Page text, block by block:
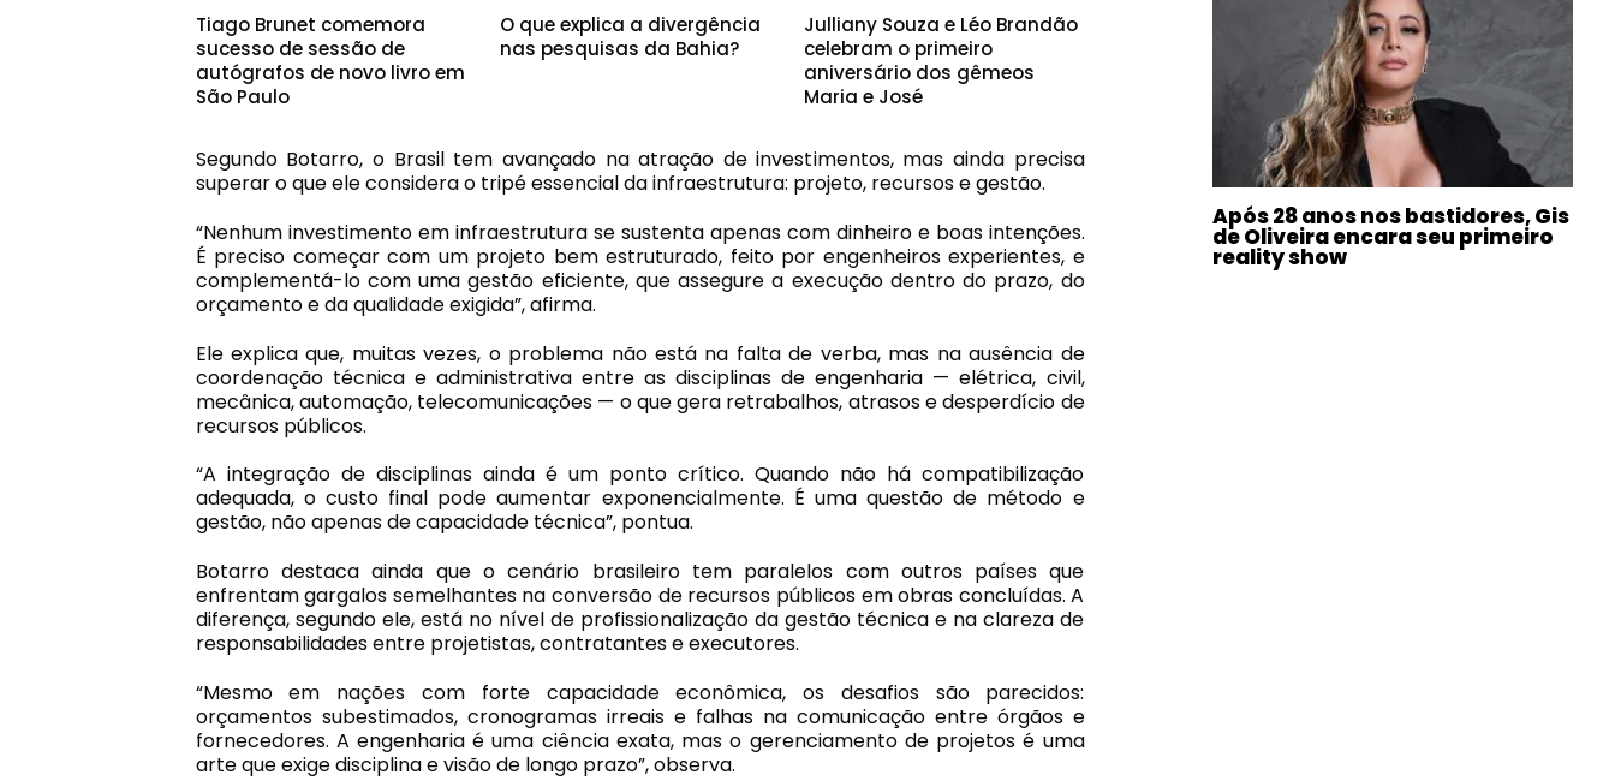
Tiago Brunet comemora
sucesso de sessão de
autógrafos de novo livro em
São Paulo
O que explica a divergência
nas pesquisas da Bahia?
Julliany Souza e Léo Brandão
celebram o primeiro
aniversário dos gêmeos
Maria e José
Segundo Botarro, o Brasil tem avançado na atração de investimentos, mas ainda precisa
superar o que ele considera o tripé essencial da infraestrutura: projeto, recursos e gestão.
“Nenhum investimento em infraestrutura se sustenta apenas com dinheiro e boas intenções.
É preciso começar com um projeto bem estruturado, feito por engenheiros experientes, e
complementá-lo com uma gestão eficiente, que assegure a execução dentro do prazo, do
orçamento e da qualidade exigida”, afirma.
Ele explica que, muitas vezes, o problema não está na falta de verba, mas na ausência de
coordenação técnica e administrativa entre as disciplinas de engenharia — elétrica, civil,
mecânica, automação, telecomunicações — o que gera retrabalhos, atrasos e desperdício de
recursos públicos.
“A integração de disciplinas ainda é um ponto crítico. Quando não há compatibilização
adequada, o custo final pode aumentar exponencialmente. É uma questão de método e
gestão, não apenas de capacidade técnica”, pontua.
Botarro destaca ainda que o cenário brasileiro tem paralelos com outros países que
enfrentam gargalos semelhantes na conversão de recursos públicos em obras concluídas. A
diferença, segundo ele, está no nível de profissionalização da gestão técnica e na clareza de
responsabilidades entre projetistas, contratantes e executores.
“Mesmo em nações com forte capacidade econômica, os desafios são parecidos:
orçamentos subestimados, cronogramas irreais e falhas na comunicação entre órgãos e
fornecedores. A engenharia é uma ciência exata, mas o gerenciamento de projetos é uma
arte que exige disciplina e visão de longo prazo”, observa.
Após 28 anos nos bastidores, Gis
de Oliveira encara seu primeiro
reality show